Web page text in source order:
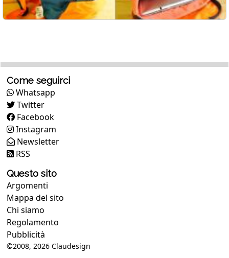
Come seguirci
Whatsapp
Twitter
Facebook
Instagram
Newsletter
RSS
Questo sito
Argomenti
Mappa del sito
Chi siamo
Regolamento
Pubblicità
©2008, 2026 Claudesign